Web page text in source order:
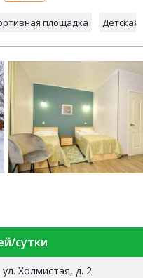
площадка
сутки
Холмистая, д. 2